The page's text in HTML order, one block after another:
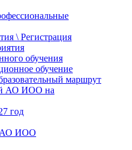
\ Регистрация
обучения
обучение
маршрут
АО ИОО на
год
АО ИОО